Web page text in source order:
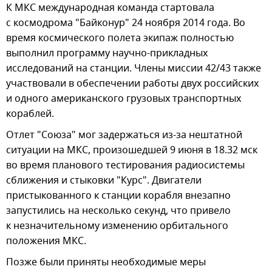
К МКС международная команда стартовала
с космодрома "Байконур" 24 ноября 2014 года. Во
время космического полета экипаж полностью
выполнил программу научно-прикладных
исследований на станции. Члены миссии 42/43 также
участвовали в обеспечении работы двух российских
и одного американского грузовых транспортных
кораблей.
Отлет "Союза" мог задержаться из-за нештатной
ситуации на МКС, произошедшей 9 июня в 18.32 мск
во время планового тестирования радиосистемы
сближения и стыковки "Курс". Двигатели
пристыкованного к станции корабля внезапно
запустились на несколько секунд, что привело
к незначительному изменению орбитального
положения МКС.
Позже были приняты необходимые меры